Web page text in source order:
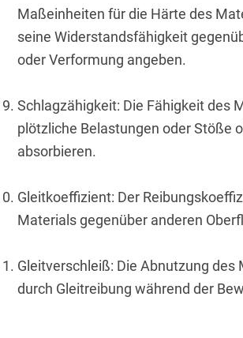
Maßeinheiten für die Härte des
seine Widerstandsfähigkeit
oder Verformung angeben.
Schlagzähigkeit: Die Fähigkeit des
plötzliche Belastungen oder Stöße
absorbieren.
Gleitkoeffizient: Der
Materials gegenüber anderen
Gleitverschleiß: Die Abnutzung des
durch Gleitreibung während der